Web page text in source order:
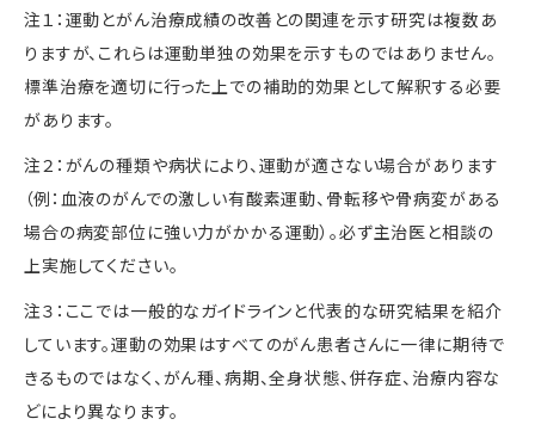
注１：運動とがん治療成績の改善との関連を示す研究は複数あ
りますが、これらは運動単独の効果を示すものではありません。
標準治療を適切に行った上での補助的効果として解釈する必要
があります。
注２：がんの種類や病状により、運動が適さない場合があります
（例：血液のがんでの激しい有酸素運動、骨転移や骨病変がある
場合の病変部位に強い力がかかる運動）。必ず主治医と相談の
上実施してください。
注３：ここでは一般的なガイドラインと代表的な研究結果を紹介
しています。運動の効果はすべてのがん患者さんに一律に期待で
きるものではなく、がん種、病期、全身状態、併存症、治療内容な
どにより異なります。